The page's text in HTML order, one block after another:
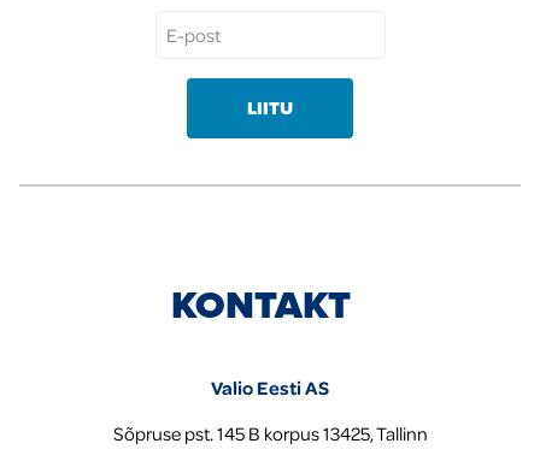
LIITU
KONTAKT
Valio Eesti AS
Sõpruse pst. 145 B korpus 13425, Tallinn